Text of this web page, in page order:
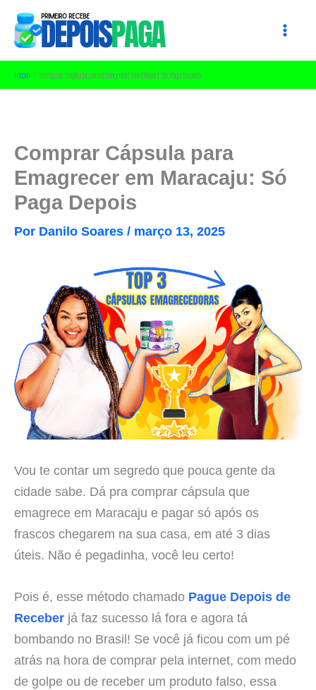
para
conteúdo
Início Comprar Cápsula para Emagrecer em [local]: Só Paga Depois
Comprar Cápsula para
Emagrecer em Maracaju: Só
Paga Depois
Por Danilo Soares / março 13, 2025
Vou te contar um segredo que pouca gente da
cidade sabe. Dá pra comprar cápsula que
emagrece em Maracaju e pagar só após os
frascos chegarem na sua casa, em até 3 dias
úteis. Não é pegadinha, você leu certo!
Pois é, esse método chamado Pague Depois de
Receber já faz sucesso lá fora e agora tá
bombando no Brasil! Se você já ficou com um pé
atrás na hora de comprar pela internet, com medo
de golpe ou de receber um produto falso, essa